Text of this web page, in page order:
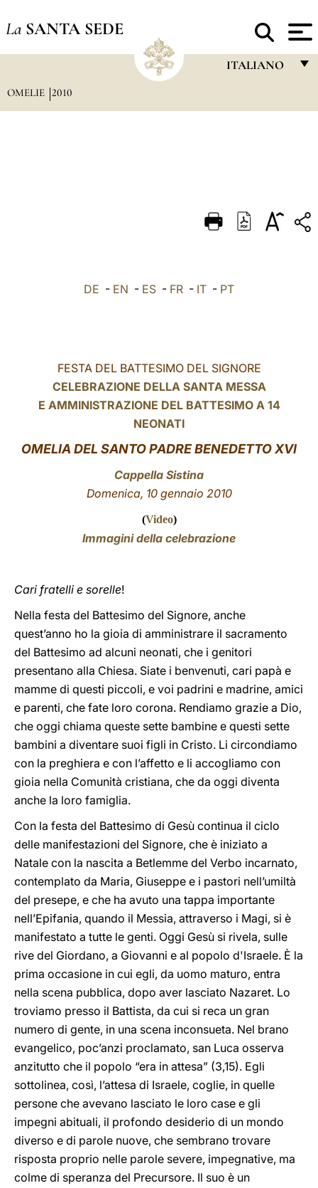
La SANTA SEDE
ITALIANO
DEUTSCH
العربيّة
OMELIE 2010
DE - EN - ES - FR - IT - PT
FESTA DEL BATTESIMO DEL SIGNORE
CELEBRAZIONE DELLA SANTA MESSA
E AMMINISTRAZIONE DEL BATTESIMO A 14
NEONATI
OMELIA DEL SANTO PADRE BENEDETTO XVI
Cappella Sistina
Domenica, 10 gennaio 2010
(Video)
Immagini della celebrazione
Cari fratelli e sorelle!
Nella festa del Battesimo del Signore, anche
quest’anno ho la gioia di amministrare il sacramento
del Battesimo ad alcuni neonati, che i genitori
presentano alla Chiesa. Siate i benvenuti, cari papà e
mamme di questi piccoli, e voi padrini e madrine, amici
e parenti, che fate loro corona. Rendiamo grazie a Dio,
che oggi chiama queste sette bambine e questi sette
bambini a diventare suoi figli in Cristo. Li circondiamo
con la preghiera e con l’affetto e li accogliamo con
gioia nella Comunità cristiana, che da oggi diventa
anche la loro famiglia.
Con la festa del Battesimo di Gesù continua il ciclo
delle manifestazioni del Signore, che è iniziato a
Natale con la nascita a Betlemme del Verbo incarnato,
contemplato da Maria, Giuseppe e i pastori nell’umiltà
del presepe, e che ha avuto una tappa importante
nell’Epifania, quando il Messia, attraverso i Magi, si è
manifestato a tutte le genti. Oggi Gesù si rivela, sulle
rive del Giordano, a Giovanni e al popolo d'Israele. È la
prima occasione in cui egli, da uomo maturo, entra
nella scena pubblica, dopo aver lasciato Nazaret. Lo
troviamo presso il Battista, da cui si reca un gran
numero di gente, in una scena inconsueta. Nel brano
evangelico, poc’anzi proclamato, san Luca osserva
anzitutto che il popolo “era in attesa” (3,15). Egli
sottolinea, così, l’attesa di Israele, coglie, in quelle
persone che avevano lasciato le loro case e gli
impegni abituali, il profondo desiderio di un mondo
diverso e di parole nuove, che sembrano trovare
risposta proprio nelle parole severe, impegnative, ma
colme di speranza del Precursore. Il suo è un